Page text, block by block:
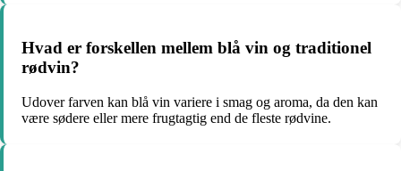
Hvad er forskellen mellem blå vin og traditionel
rødvin?
Udover farven kan blå vin variere i smag og aroma, da den kan
være sødere eller mere frugtagtig end de fleste rødvine.